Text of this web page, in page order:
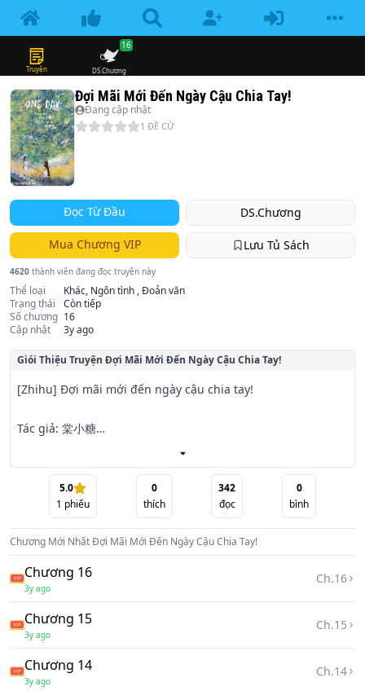
Truyện DS.Chương
16
Đợi Mãi Mới Đến Ngày Cậu Chia Tay!
Đang cập nhật
1 ĐỀ CỬ
Đọc Từ Đầu DS.Chương
Mua Chương VIP Lưu Tủ Sách
4620 thành viên đang đọc truyện này
Thể loại
Khác, Ngôn tình , Đoản văn
Trạng thái
Còn tiếp
Số chương 16
Cập nhật
3y ago
Giói Thiệu Truyện Đợi Mãi Mới Đến Ngày Cậu Chia Tay!
[Zhihu] Đợi mãi mới đến ngày cậu chia tay!
Tác giả: 棠小糖
Dịch: Tắc
Giới thiệu:
Ngày thi đại học, video phỏng vấn của em gái tôi nhờ nhan
sắc của nó mà trở nên nổi tiếng.
Điều đáng nói là nó và bạn trai (cũ) của tôi lại bẽn lẽn nắm
tay nhau...
"Hy vọng chúng em có thể cùng đỗ vào một trường đại
học", Tống Triết mỉm cười, từ đầu đến cuối không rời mắt
5.0
1 phiếu
0
thích
342
đọc
0
bình
Chương Mới NhấtĐợi Mãi Mới Đến Ngày Cậu Chia Tay!
Chương 16
3y ago
Ch.16
Chương 15
3y ago
Ch.15
Chương 14
3y ago
Ch.14